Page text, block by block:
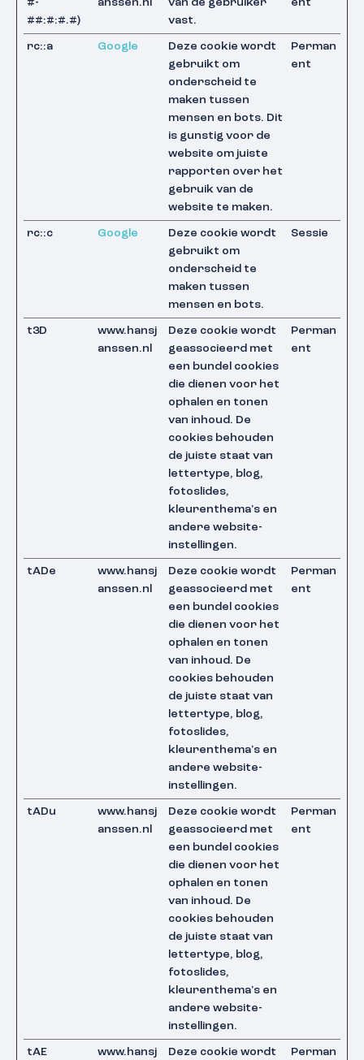
#-
##:#:#.#)
anssen.nl
van de gebruiker
vast.
ent
rc::a Google
Deze cookie wordt
gebruikt om
onderscheid te
maken tussen
mensen en bots. Dit
is gunstig voor de
website om juiste
rapporten over het
gebruik van de
website te maken.
Perman
ent
rc::c Google
Deze cookie wordt
gebruikt om
onderscheid te
maken tussen
mensen en bots.
Sessie
t3D
www.hansj
anssen.nl
Deze cookie wordt
geassocieerd met
een bundel cookies
die dienen voor het
ophalen en tonen
van inhoud. De
cookies behouden
de juiste staat van
lettertype, blog,
fotoslides,
kleurenthema's en
andere website-
instellingen.
Perman
ent
tADe
www.hansj
anssen.nl
Deze cookie wordt
geassocieerd met
een bundel cookies
die dienen voor het
ophalen en tonen
van inhoud. De
cookies behouden
de juiste staat van
lettertype, blog,
fotoslides,
kleurenthema's en
andere website-
instellingen.
Perman
ent
tADu
www.hansj
anssen.nl
Deze cookie wordt
geassocieerd met
een bundel cookies
die dienen voor het
ophalen en tonen
van inhoud. De
cookies behouden
de juiste staat van
lettertype, blog,
fotoslides,
kleurenthema's en
andere website-
instellingen.
Perman
ent
tAE www.hansj Deze cookie wordt Perman